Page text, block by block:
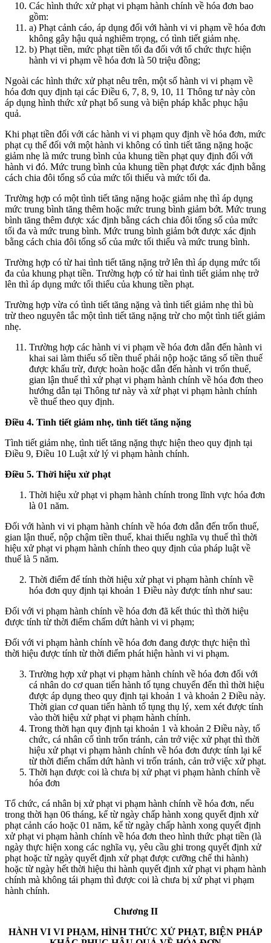
Các hình thức xử phạt vi phạm hành chính về hóa đơn bao
gồm:
a) Phạt cảnh cáo, áp dụng đối với hành vi vi phạm về hóa đơn
không gây hậu quả nghiêm trọng, có tình tiết giảm nhẹ.
b) Phạt tiền, mức phạt tiền tối đa đối với tổ chức thực hiện
hành vi vi phạm về hóa đơn là 50 triệu đồng;
Ngoài các hình thức xử phạt nêu trên, một số hành vi vi phạm về
hóa đơn quy định tại các Điều 6, 7, 8, 9, 10, 11 Thông tư này còn
áp dụng hình thức xử phạt bổ sung và biện pháp khắc phục hậu
quả.
Khi phạt tiền đối với các hành vi vi phạm quy định về hóa đơn, mức
phạt cụ thể đối với một hành vi không có tình tiết tăng nặng hoặc
giảm nhẹ là mức trung bình của khung tiền phạt quy định đối với
hành vi đó. Mức trung bình của khung tiền phạt được xác định bằng
cách chia đôi tổng số của mức tối thiểu và mức tối đa.
Trường hợp có một tình tiết tăng nặng hoặc giảm nhẹ thì áp dụng
mức trung bình tăng thêm hoặc mức trung bình giảm bớt. Mức trung
bình tăng thêm được xác định bằng cách chia đôi tổng số của mức
tối đa và mức trung bình. Mức trung bình giảm bớt được xác định
bằng cách chia đôi tổng số của mức tối thiểu và mức trung bình.
Trường hợp có từ hai tình tiết tăng nặng trở lên thì áp dụng mức tối
đa của khung phạt tiền. Trường hợp có từ hai tình tiết giảm nhẹ trở
lên thì áp dụng mức tối thiểu của khung tiền phạt.
Trường hợp vừa có tình tiết tăng nặng và tình tiết giảm nhẹ thì bù
trừ theo nguyên tắc một tình tiết tăng nặng trừ cho một tình tiết giảm
nhẹ.
Trường hợp các hành vi vi phạm về hóa đơn dẫn đến hành vi
khai sai làm thiếu số tiền thuế phải nộp hoặc tăng số tiền thuế
được khấu trừ, được hoàn hoặc dẫn đến hành vi trốn thuế,
gian lận thuế thì xử phạt vi phạm hành chính về hóa đơn theo
hướng dẫn tại Thông tư này và xử phạt vi phạm hành chính
về thuế theo quy định.
Điều 4. Tình tiết giảm nhẹ, tình tiết tăng nặng
Tình tiết giảm nhẹ, tình tiết tăng nặng thực hiện theo quy định tại
Điều 9, Điều 10 Luật xử lý vi phạm hành chính.
Điều 5. Thời hiệu xử phạt
Thời hiệu xử phạt vi phạm hành chính trong lĩnh vực hóa đơn
là 01 năm.
Đối với hành vi vi phạm hành chính về hóa đơn dẫn đến trốn thuế,
gian lận thuế, nộp chậm tiền thuế, khai thiếu nghĩa vụ thuế thì thời
hiệu xử phạt vi phạm hành chính theo quy định của pháp luật về
thuế là 5 năm.
Thời điểm để tính thời hiệu xử phạt vi phạm hành chính về
hóa đơn quy định tại khoản 1 Điều này được tính như sau:
Đối với vi phạm hành chính về hóa đơn đã kết thúc thì thời hiệu
được tính từ thời điểm chấm dứt hành vi vi phạm;
Đối với vi phạm hành chính về hóa đơn đang được thực hiện thì
thời hiệu được tính từ thời điểm phát hiện hành vi vi phạm.
Trường hợp xử phạt vi phạm hành chính về hóa đơn đối với
cá nhân do cơ quan tiến hành tố tụng chuyển đến thì thời hiệu
được áp dụng theo quy định tại khoản 1 và khoản 2 Điều này.
Thời gian cơ quan tiến hành tố tụng thụ lý, xem xét được tính
vào thời hiệu xử phạt vi phạm hành chính.
Trong thời hạn quy định tại khoản 1 và khoản 2 Điều này, tổ
chức, cá nhân cố tình trốn tránh, cản trở việc xử phạt thì thời
hiệu xử phạt vi phạm hành chính về hóa đơn được tính lại kể
từ thời điểm chấm dứt hành vi trốn tránh, cản trở việc xử phạt.
Thời hạn được coi là chưa bị xử phạt vi phạm hành chính về
hóa đơn
Tổ chức, cá nhân bị xử phạt vi phạm hành chính về hóa đơn, nếu
trong thời hạn 06 tháng, kể từ ngày chấp hành xong quyết định xử
phạt cảnh cáo hoặc 01 năm, kể từ ngày chấp hành xong quyết định
xử phạt vi phạm hành chính về hóa đơn theo hình thức phạt tiền (là
ngày thực hiện xong các nghĩa vụ, yêu cầu ghi trong quyết định xử
phạt hoặc từ ngày quyết định xử phạt được cưỡng chế thi hành)
hoặc từ ngày hết thời hiệu thi hành quyết định xử phạt vi phạm hành
chính mà không tái phạm thì được coi là chưa bị xử phạt vi phạm
hành chính.
Chương II
HÀNH VI VI PHẠM, HÌNH THỨC XỬ PHẠT, BIỆN PHÁP